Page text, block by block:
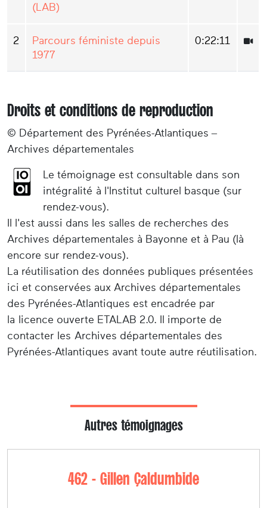
(LAB)
2
Parcours féministe depuis
1977
0:22:11
Droits et conditions de reproduction
© Département des Pyrénées-Atlantiques –
Archives départementales
Le témoignage est consultable dans son
intégralité à l'Institut culturel basque (sur
rendez-vous).
Il l'est aussi dans les salles de recherches des
Archives départementales à Bayonne et à Pau (là
encore sur rendez-vous).
La réutilisation des données publiques présentées
ici et conservées aux Archives départementales
des Pyrénées-Atlantiques est encadrée par
la licence ouverte ETALAB 2.0. Il importe de
contacter les Archives départementales des
Pyrénées-Atlantiques avant toute autre réutilisation.
Autres témoignages
462 - Gillen Çaldumbide